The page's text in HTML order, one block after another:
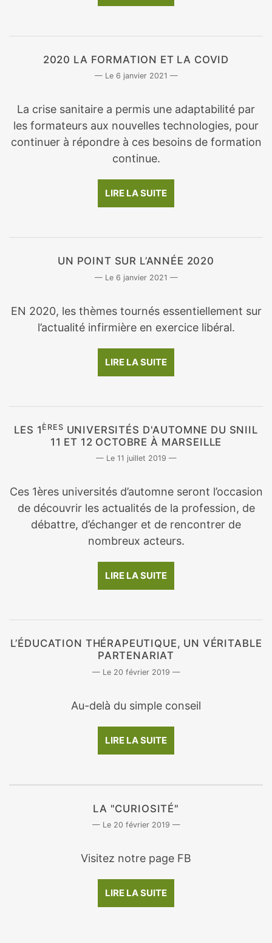
2020 LA FORMATION ET LA COVID
6 janvier 2021
La crise sanitaire a permis une adaptabilité par
les formateurs aux nouvelles technologies, pour
continuer à répondre à ces besoins de formation
continue.
LIRE LA SUITE
UN POINT SUR L’ANNÉE 2020
6 janvier 2021
EN 2020, les thèmes tournés essentiellement sur
l’actualité infirmière en exercice libéral.
LIRE LA SUITE
LES 1 ÈRES UNIVERSITÉS D'AUTOMNE DU SNIIL
11 ET 12 OCTOBRE À MARSEILLE
11 juillet 2019
Ces 1ères universités d’automne seront l’occasion
de découvrir les actualités de la profession, de
débattre, d’échanger et de rencontrer de
nombreux acteurs.
LIRE LA SUITE
L’ÉDUCATION THÉRAPEUTIQUE, UN VÉRITABLE
PARTENARIAT
20 février 2019
Au-delà du simple conseil
LIRE LA SUITE
LA "CURIOSITÉ"
20 février 2019
Visitez notre page FB
LIRE LA SUITE